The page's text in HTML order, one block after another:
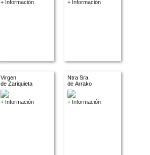
+ Información + Información
Virgen
de Zariquieta
+ Información
Ntra Sra.
de Arrako
+ Información